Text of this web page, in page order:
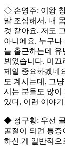
◇ 손영주: 이왕
말 조심해서, 내
것 같아요. 저도
아니에요. 누구나
늘 출근하는데 유
뵈었습니다. 미끄
제일 중요하겠네
도 계시는데, 그
시는 분들도 많이
있다, 이런 이야
◆ 정구황: 우선
골절이 되면 통증
하신 게 일반적으